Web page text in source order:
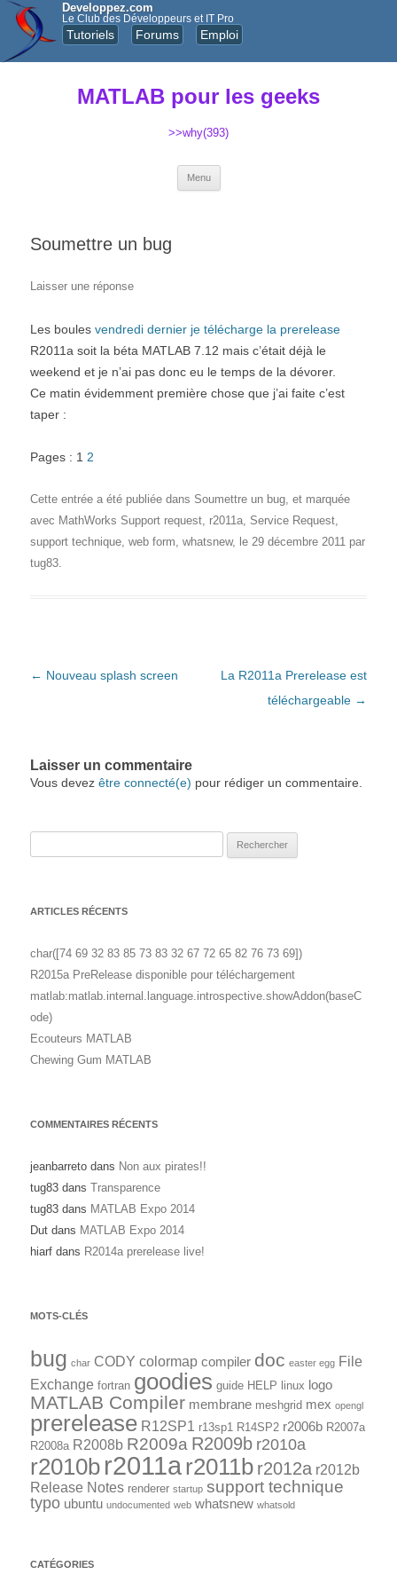
Developpez.com
Le Club des Développeurs et IT Pro
Tutoriels Forums Emploi
MATLAB pour les geeks
>>why(393)
Menu
Soumettre un bug
Laisser une réponse
Les boules vendredi dernier je télécharge la prerelease
R2011a soit la béta MATLAB 7.12 mais c’était déjà le
weekend et je n’ai pas donc eu le temps de la dévorer.
Ce matin évidemment première chose que j’ai faite c’est
taper :
Pages : 1 2
Cette entrée a été publiée dans Soumettre un bug, et marquée
avec MathWorks Support request, r2011a, Service Request,
support technique, web form, whatsnew, le 29 décembre 2011 par
tug83.
Navigation des articles
← Nouveau splash screen
La R2011a Prerelease est
téléchargeable →
Laisser un commentaire
Vous devez être connecté(e) pour rédiger un commentaire.
ARTICLES RÉCENTS
char([74 69 32 83 85 73 83 32 67 72 65 82 76 73 69])
R2015a PreRelease disponible pour téléchargement
matlab:matlab.internal.language.introspective.showAddon(baseC
ode)
Ecouteurs MATLAB
Chewing Gum MATLAB
COMMENTAIRES RÉCENTS
jeanbarreto dans Non aux pirates!!
tug83 dans Transparence
tug83 dans MATLAB Expo 2014
Dut dans MATLAB Expo 2014
hiarf dans R2014a prerelease live!
MOTS-CLÉS
bug char CODY colormap compiler doc easter egg File
Exchange fortran goodies guide HELP linux logo
MATLAB Compiler membrane meshgrid mex opengl
prerelease R12SP1 r13sp1 R14SP2 r2006b R2007a
R2008a R2008b R2009a R2009b r2010a
r2010b r2011ar2011b r2012a r2012b
Release Notes renderer startup support technique
typo ubuntu undocumented web whatsnew whatsold
CATÉGORIES